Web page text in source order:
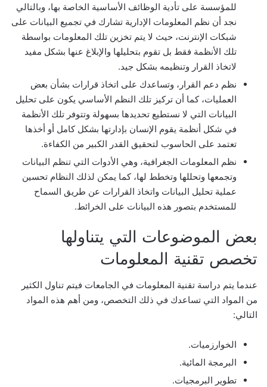
للمؤسسة على تأدية الوظائف الأساسية الخاصة بها، وبالتالي
نجد أن نظم المعلومات الإدارية تشارك في تجميع البيانات على
شبكات الإنترنت، حيث لا يتم تخزين تلك المعلومات بواسطة
تلك الأنظمة فقط بل تقوم بتحليلها والإبلاغ عنها بشكل مفيد
لاتخاذ القرار وتنظيمه بشكل جيد.
نظم دعم القرار، وتساعدك على اتخاذ قرارات بشأن بعض
العمليات، كما أن تركيز تلك النظم الأساسي يكون على تحليل
البيانات التي لا نستطيع تحديدها بسهولة وتتوفر تلك الأنظمة
في شكل أنظمة يقوم الإنسان بإدارتها بشكل كامل أو أخذها
تعتمد على الحاسوب لتحقيق القدر الكبير من الكفاءة.
نظم المعلومات الجغرافية، وهي الأدوات التي تنظم البيانات
وتجمعها وتحللها وتخطط لها، كما يمكن لذلك النظام تحسين
عملية تحليل البيانات واتخاذ القرارات عن طريق السماح
للمستخدم بتصور هذه البيانات على الخرائط.
بعض الموضوعات التي يتناولها
تخصص تقنية المعلومات
عندما يتم دراسة تقنية المعلومات في الجامعات فيتم تناول الكثير
من المواد التي تساعدك في ذلك التخصص، ومن أهم هذه المواد
التالي:
الخوارزميات.
البرمجة المائية.
تطوير البرمجيات.